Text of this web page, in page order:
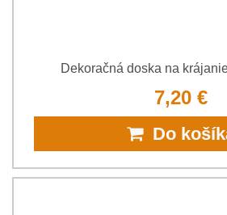
Dekoračná doska na
7,20 €
Do